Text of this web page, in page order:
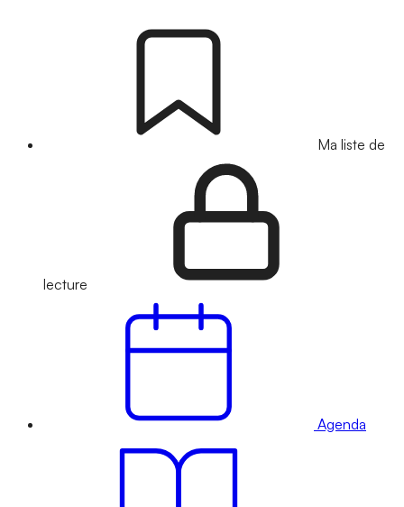
Ma liste de
lecture
Agenda